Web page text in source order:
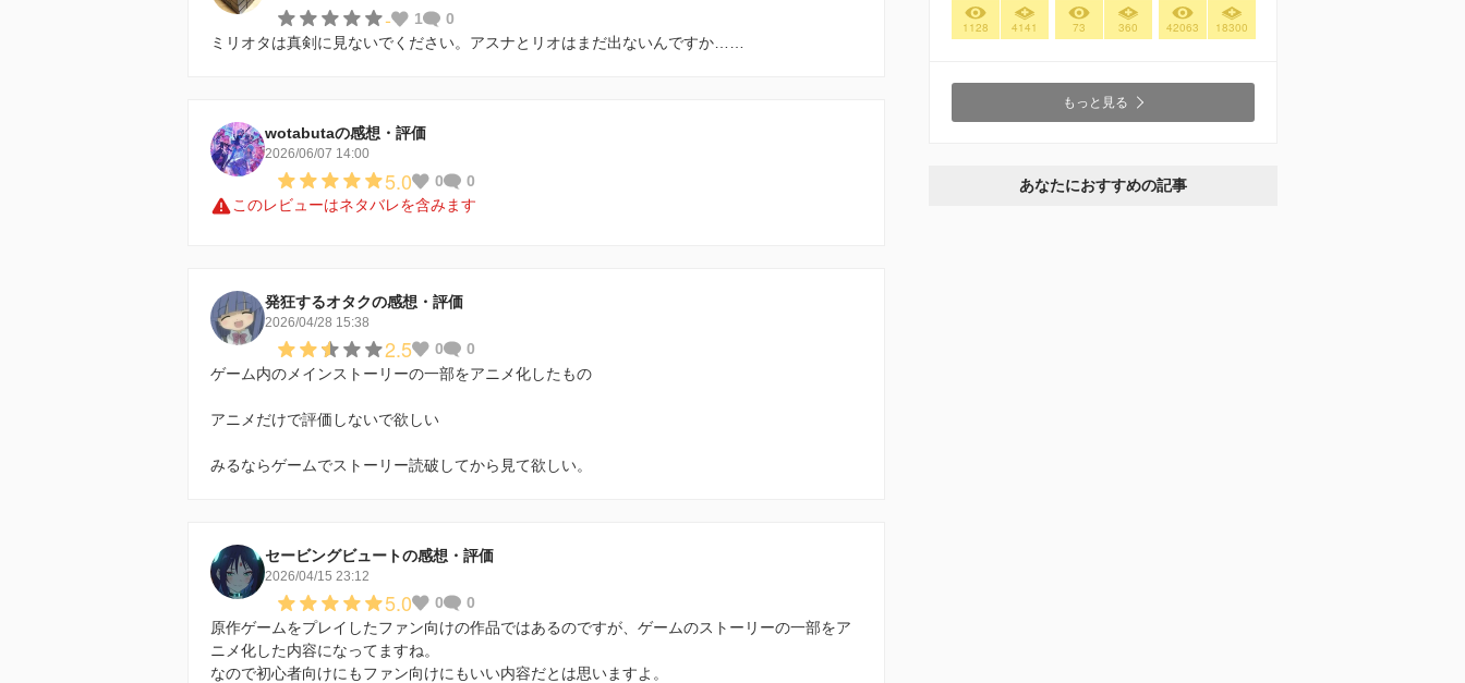
- 1
0
ミリオタは真剣に見ないでください。アスナとリオはまだ出ないんですか……
wotabutaの感想・評価
2026/06/07 14:00
5.0 0
0
このレビューはネタバレを含みます
発狂するオタクの感想・評価
2026/04/28 15:38
2.5 0
0
ゲーム内のメインストーリーの一部をアニメ化したもの
アニメだけで評価しないで欲しい
みるならゲームでストーリー読破してから見て欲しい。
セービングビュートの感想・評価
2026/04/15 23:12
5.0 0
0
原作ゲームをプレイしたファン向けの作品ではあるのですが、ゲームのストーリーの一部をア
ニメ化した内容になってますね。
なので初心者向けにもファン向けにもいい内容だとは思いますよ。
1128 4141 73 360 42063 18300
もっと見る
あなたにおすすめの記事